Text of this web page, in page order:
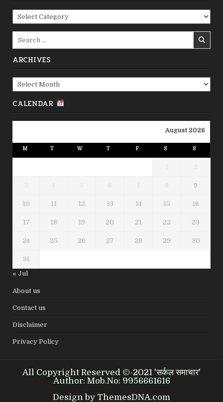
Categories
ARCHIVES
Archives
CALENDAR
August 2026
M T W T F S S
1 2
3 4 5 6 7 8 9
10 11 12 13 14 15 16
17 18 19 20 21 22 23
24 25 26 27 28 29 30
31
« Jul
About us
Contact us
Disclaimer
Privacy Policy
All Copyright Reserved ©-2021 'सर्कल समाचार'
Author: Mob.No: 9956661616
Design by ThemesDNA.com